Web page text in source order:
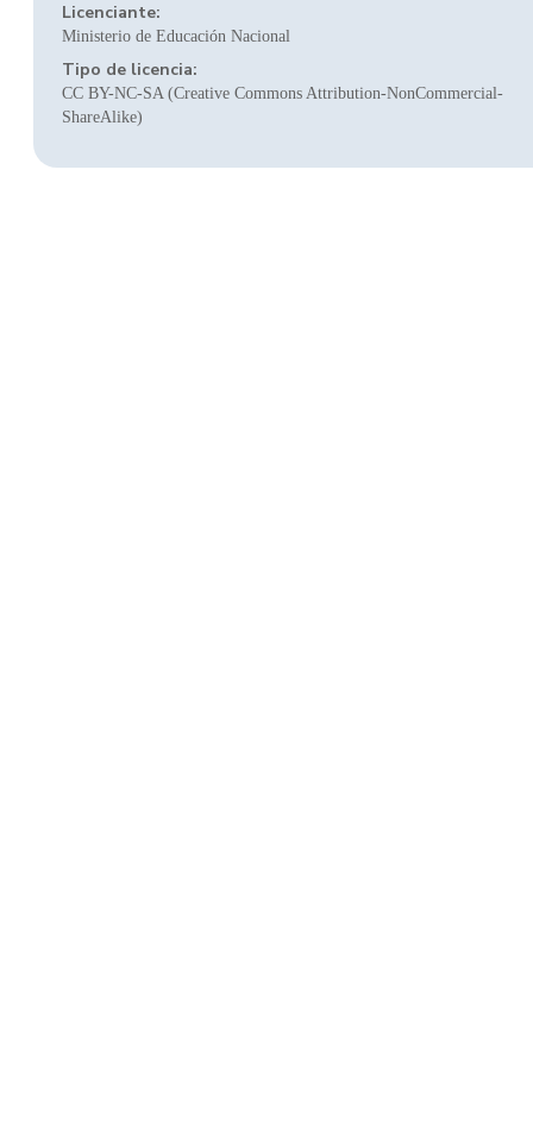
Licenciante:
Ministerio de Educación Nacional
Tipo de licencia:
CC BY-NC-SA (Creative Commons Attribution-NonCommercial-
ShareAlike)